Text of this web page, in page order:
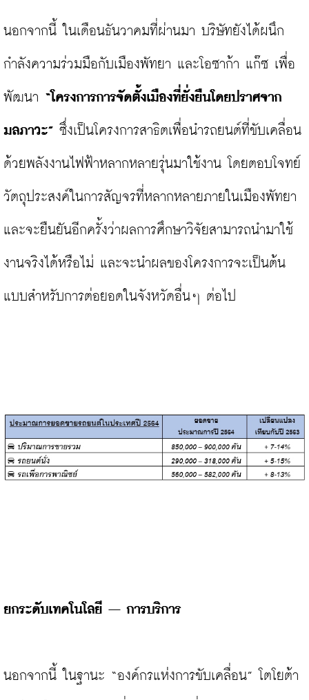
นอกจากนี้ ในเดือนธันวาคมที่ผ่านมา บริษัทยังได้ผนึก
กำลังความร่วมมือกับเมืองพัทยา และโอซาก้า แก๊ซ เพื่อ
พัฒนา “โครงการการจัดตั้งเมืองที่ยั่งยืนโดยปราศจาก
มลภาวะ” ซึ่งเป็นโครงการสาธิตเพื่อนำรถยนต์ที่ขับเคลื่อน
ด้วยพลังงานไฟฟ้าหลากหลายรุ่นมาใช้งาน โดยตอบโจทย์
วัตถุประสงค์ในการสัญจรที่หลากหลายภายในเมืองพัทยา
และจะยืนยันอีกครั้งว่าผลการศึกษาวิจัยสามารถนำมาใช้
งานจริงได้หรือไม่ และจะนำผลของโครงการจะเป็นต้น
แบบสำหรับการต่อยอดในจังหวัดอื่นๆ ต่อไป
ยกระดับเทคโนโลยี – การบริการ
นอกจากนี้ ในฐานะ “องค์กรแห่งการขับเคลื่อน” โตโยต้า